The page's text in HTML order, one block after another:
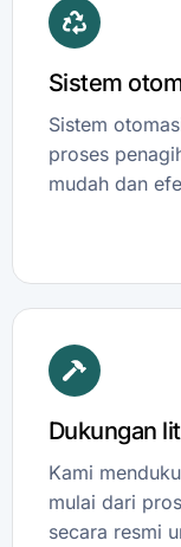
Sistem
Sistem
proses
mudah dan
Dukungan
Kami
mulai dari
secara resmi